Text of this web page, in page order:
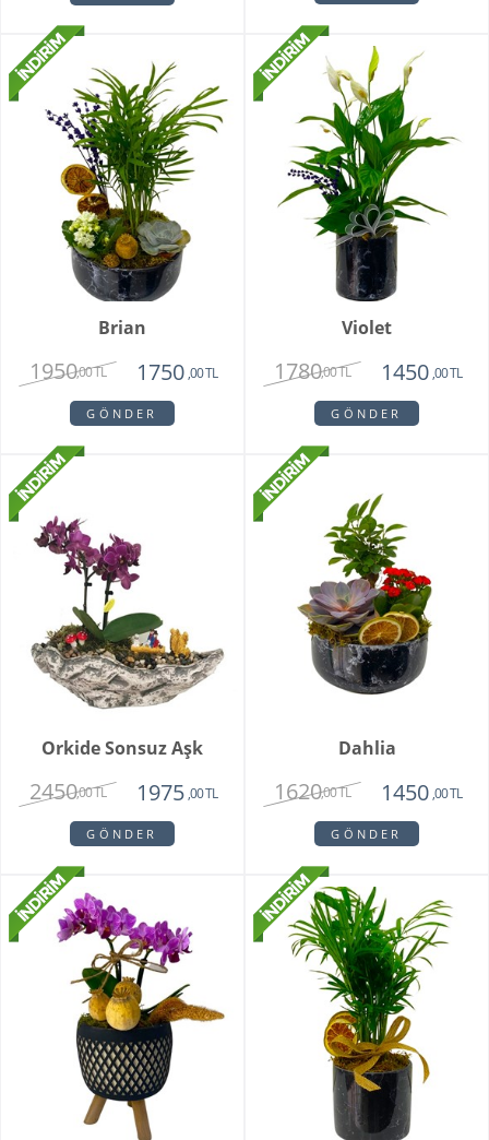
Brian
1950,00 TL 1750 ,00 TL
GÖNDER
Violet
1780,00 TL 1450 ,00 TL
GÖNDER
Orkide Sonsuz Aşk
2450,00 TL 1975 ,00 TL
GÖNDER
Dahlia
1620,00 TL 1450 ,00 TL
GÖNDER